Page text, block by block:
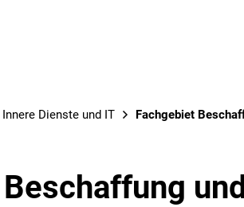
Dienste und IT Fachgebiet
und